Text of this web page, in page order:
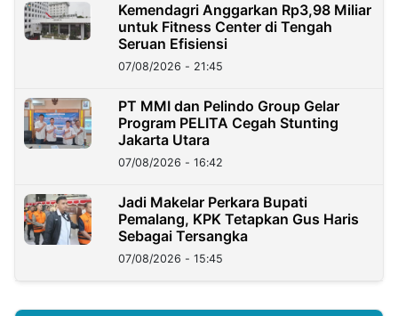
Kemendagri Anggarkan Rp3,98 Miliar
untuk Fitness Center di Tengah
Seruan Efisiensi
07/08/2026 - 21:45
PT MMI dan Pelindo Group Gelar
Program PELITA Cegah Stunting
Jakarta Utara
07/08/2026 - 16:42
Jadi Makelar Perkara Bupati
Pemalang, KPK Tetapkan Gus Haris
Sebagai Tersangka
07/08/2026 - 15:45